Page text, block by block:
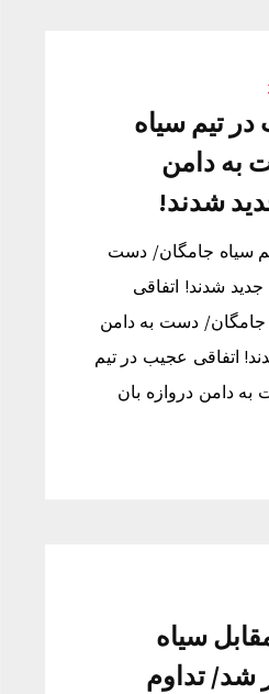
تیم سیاه
به دامن
شدند!
سیاه جامگان/ دست
جدید شدند! اتفاقی
جامگان/ دست به دامن
اتفاقی عجیب در تیم
دامن دروازه بان
سیاه
شد/ تداوم